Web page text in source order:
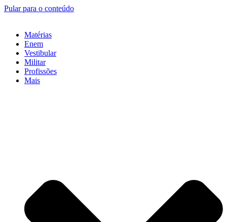
Pular para o conteúdo
Matérias
Enem
Vestibular
Militar
Profissões
Mais